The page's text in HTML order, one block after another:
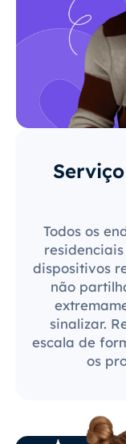
Todos os
dispositivos
não
sinalizar.
escala de
os